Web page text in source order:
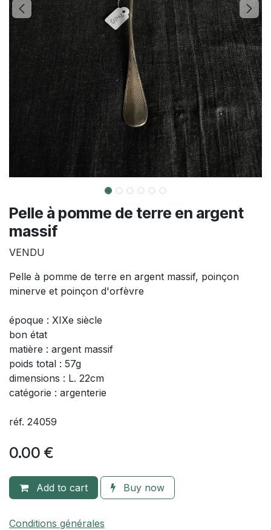
Pelle à pomme de terre en argent
massif
VENDU
Pelle à pomme de terre en argent massif, poinçon
minerve et poinçon d'orfèvre
époque : XIXe siècle
bon état
matière : argent massif
poids total : 57g
dimensions : L. 22cm
catégorie : argenterie
réf. 24059
0.00 €
Add to cart Buy now
Conditions générales